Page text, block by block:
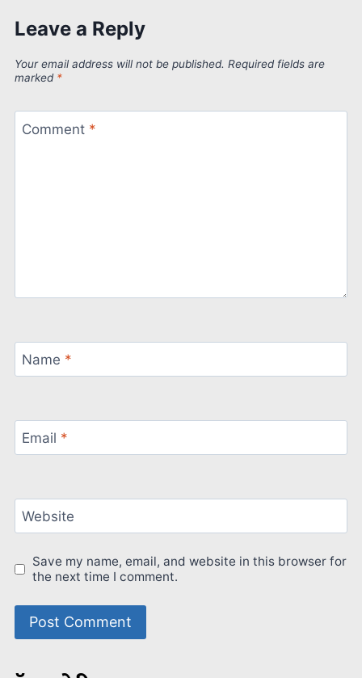
Leave a Reply
Your email address will not be published. Required fields are
marked *
Comment *
Name *
Email *
Website
Save my name, email, and website in this browser for
the next time I comment.